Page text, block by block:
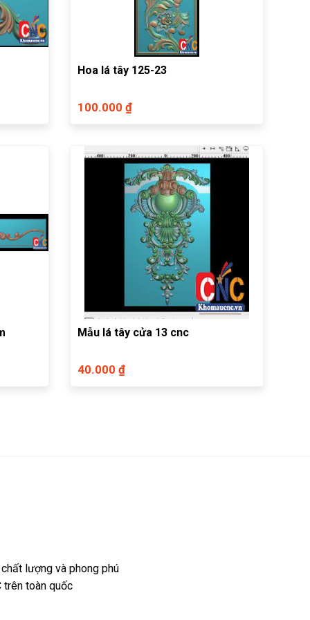
Hoa lá tây 125-23
100.000 ₫
Mẫu lá tây cửa 13 cnc
40.000 ₫
lượng và phong phú
trên toàn quốc